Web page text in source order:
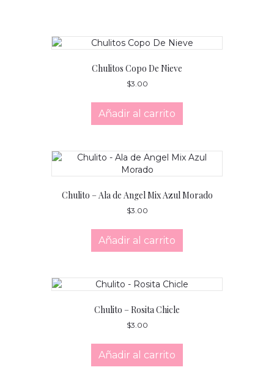
Chulitos Copo De Nieve
$3.00
Añadir al carrito
Chulito – Ala de Angel Mix Azul Morado
$3.00
Añadir al carrito
Chulito – Rosita Chicle
$3.00
Añadir al carrito